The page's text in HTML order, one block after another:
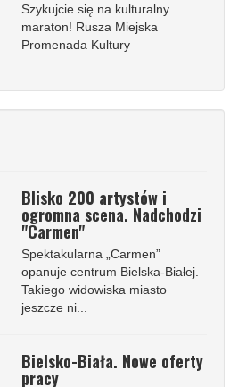
Szykujcie się na kulturalny
maraton! Rusza Miejska
Promenada Kultury
Blisko 200 artystów i
ogromna scena. Nadchodzi
"Carmen"
Spektakularna „Carmen”
opanuje centrum Bielska-Białej.
Takiego widowiska miasto
jeszcze ni...
Bielsko-Biała. Nowe oferty
pracy